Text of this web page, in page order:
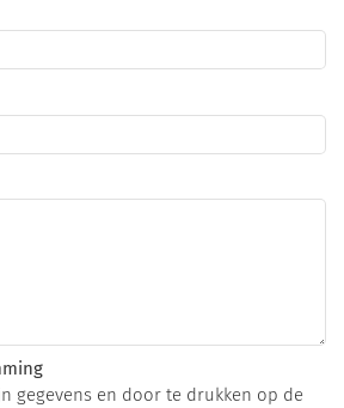
gegevens en door te drukken op de